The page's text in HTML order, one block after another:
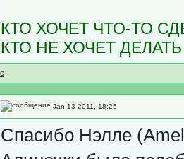
КТО ХОЧЕТ ЧТО-ТО
КТО НЕ ХОЧЕТ
Jan 13 2011, 18:25
Спасибо Нэлле